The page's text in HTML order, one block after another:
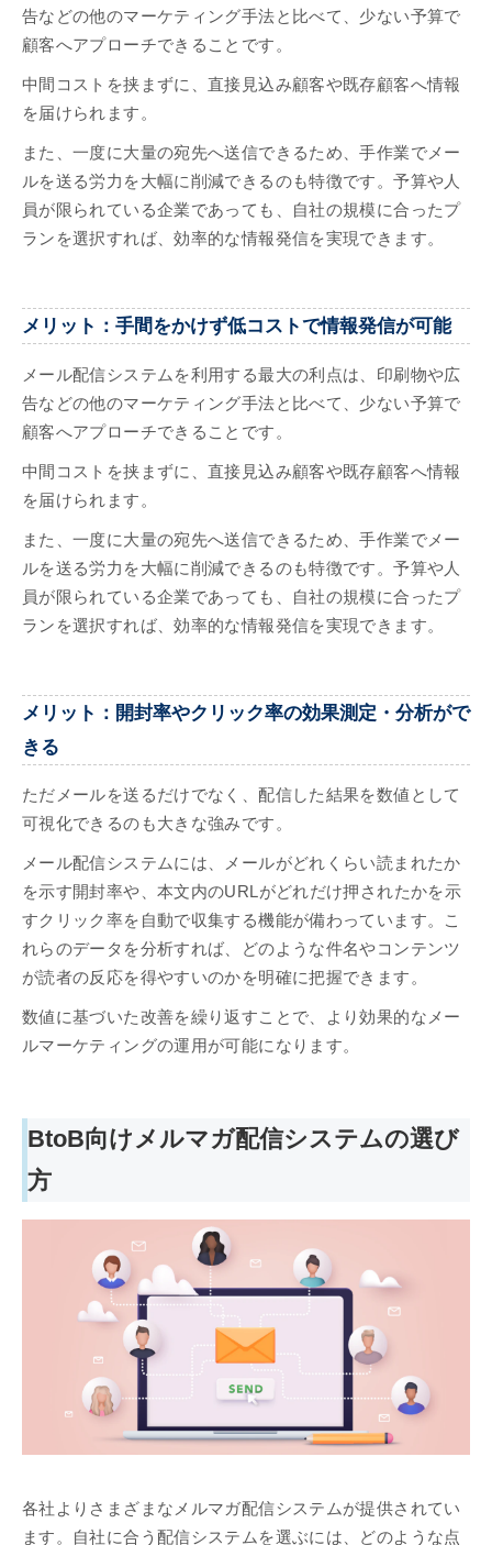
告などの他のマーケティング手法と比べて、少ない予算で
顧客へアプローチできることです。
中間コストを挟まずに、直接見込み顧客や既存顧客へ情報
を届けられます。
また、一度に大量の宛先へ送信できるため、手作業でメー
ルを送る労力を大幅に削減できるのも特徴です。予算や人
員が限られている企業であっても、自社の規模に合ったプ
ランを選択すれば、効率的な情報発信を実現できます。
メリット：手間をかけず低コストで情報発信が可能
メール配信システムを利用する最大の利点は、印刷物や広
告などの他のマーケティング手法と比べて、少ない予算で
顧客へアプローチできることです。
中間コストを挟まずに、直接見込み顧客や既存顧客へ情報
を届けられます。
また、一度に大量の宛先へ送信できるため、手作業でメー
ルを送る労力を大幅に削減できるのも特徴です。予算や人
員が限られている企業であっても、自社の規模に合ったプ
ランを選択すれば、効率的な情報発信を実現できます。
メリット：開封率やクリック率の効果測定・分析がで
きる
ただメールを送るだけでなく、配信した結果を数値として
可視化できるのも大きな強みです。
メール配信システムには、メールがどれくらい読まれたか
を示す開封率や、本文内のURLがどれだけ押されたかを示
すクリック率を自動で収集する機能が備わっています。こ
れらのデータを分析すれば、どのような件名やコンテンツ
が読者の反応を得やすいのかを明確に把握できます。
数値に基づいた改善を繰り返すことで、より効果的なメー
ルマーケティングの運用が可能になります。
BtoB向けメルマガ配信システムの選び
方
各社よりさまざまなメルマガ配信システムが提供されてい
ます。自社に合う配信システムを選ぶには、どのような点